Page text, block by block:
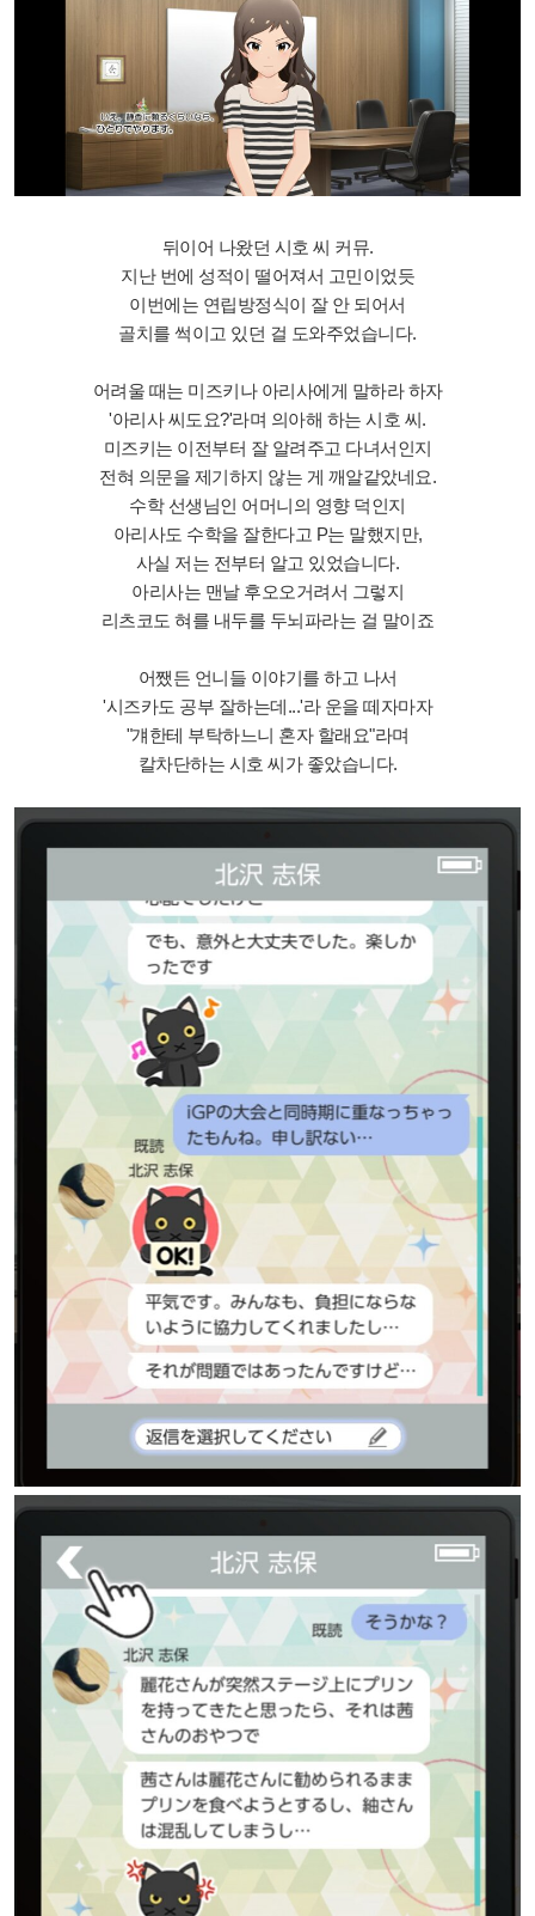
뒤이어 나왔던 시호 씨 커뮤.
지난 번에 성적이 떨어져서 고민이었듯
이번에는 연립방정식이 잘 안 되어서
골치를 썩이고 있던 걸 도와주었습니다.
어려울 때는 미즈키나 아리사에게 말하라 하자
'아리사 씨도요?'라며 의아해 하는 시호 씨.
미즈키는 이전부터 잘 알려주고 다녀서인지
전혀 의문을 제기하지 않는 게 깨알같았네요.
수학 선생님인 어머니의 영향 덕인지
아리사도 수학을 잘한다고 P는 말했지만,
사실 저는 전부터 알고 있었습니다.
아리사는 맨날 후오오거려서 그렇지
리츠코도 혀를 내두를 두뇌파라는 걸 말이죠
어쨌든 언니들 이야기를 하고 나서
'시즈카도 공부 잘하는데...'라 운을 떼자마자
"걔한테 부탁하느니 혼자 할래요"라며
칼차단하는 시호 씨가 좋았습니다.